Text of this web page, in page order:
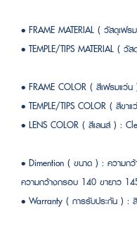
• FRAME MATERIAL ( วัสดุเฟ
• TEMPLE/TIPS MATERIAL ( วั
• FRAME COLOR ( สีเฟรมแว่
• TEMPLE/TIPS COLOR ( สีข
• LENS COLOR ( สีเลนส์ ) :
• Dimention ( ขนาด ) : ความก
ความกว้างกรอบ 140 ขายาว
• Warranty ( การรับประกัน ) :